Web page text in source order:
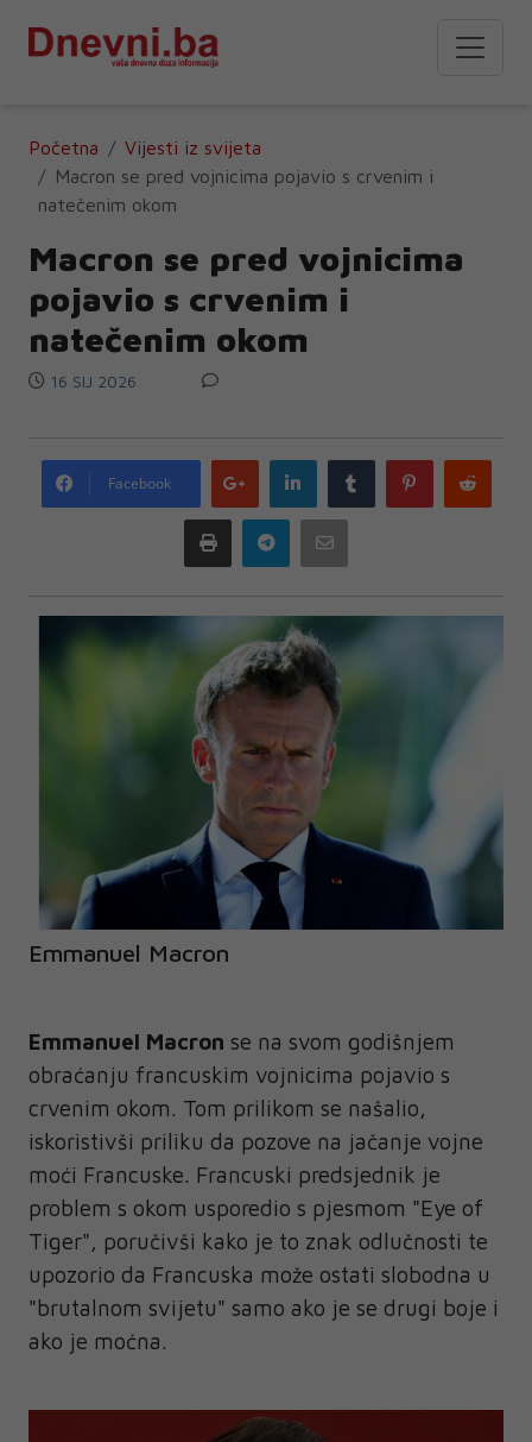
Početna
Vijesti iz svijeta
Macron se pred vojnicima pojavio s crvenim i
natečenim okom
Macron se pred vojnicima
pojavio s crvenim i
natečenim okom
16 SIJ 2026
Facebook
Google
plus
LinkedIn Tumblr Pinterest
Print Telegram
Emmanuel Macron
Emmanuel Macron se na svom godišnjem
obraćanju francuskim vojnicima pojavio s
crvenim okom. Tom prilikom se našalio,
iskoristivši priliku da pozove na jačanje vojne
moći Francuske. Francuski predsjednik je
problem s okom usporedio s pjesmom "Eye of
Tiger", poručivši kako je to znak odlučnosti te
upozorio da Francuska može ostati slobodna u
"brutalnom svijetu" samo ako je se drugi boje i
ako je moćna.